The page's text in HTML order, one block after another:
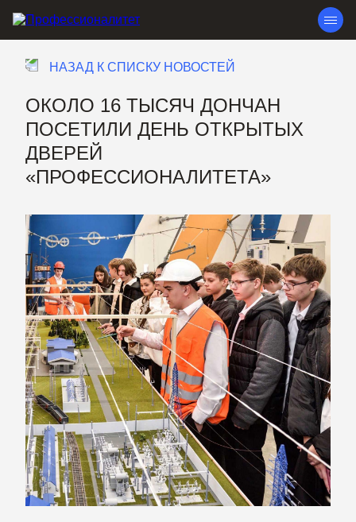
НАЗАД К СПИСКУ НОВОСТЕЙ
ОКОЛО 16 ТЫСЯЧ ДОНЧАН
ПОСЕТИЛИ ДЕНЬ ОТКРЫТЫХ
ДВЕРЕЙ
«ПРОФЕССИОНАЛИТЕТА»